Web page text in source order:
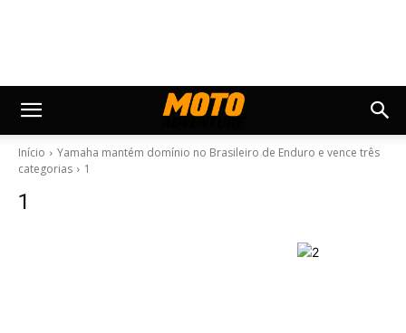
Início
Yamaha mantém domínio no Brasileiro de Enduro e vence três
categorias
1
1